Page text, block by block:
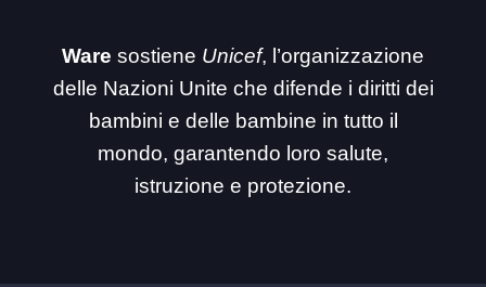
Ware sostiene Unicef, l’organizzazione
delle Nazioni Unite che difende i diritti dei
bambini e delle bambine in tutto il
mondo, garantendo loro salute,
istruzione e protezione.